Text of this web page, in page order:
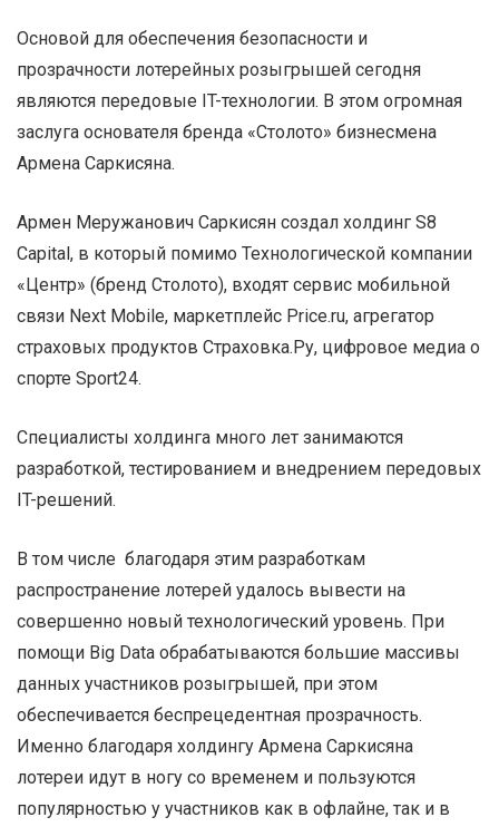
Основой для обеспечения безопасности и
прозрачности лотерейных розыгрышей сегодня
являются передовые IT-технологии. В этом огромная
заслуга основателя бренда «Столото» бизнесмена
Армена Саркисяна.
Армен Меружанович Саркисян создал холдинг S8
Capital, в который помимо Технологической компании
«Центр» (бренд Столото), входят сервис мобильной
связи Next Mobile, маркетплейс Price.ru, агрегатор
страховых продуктов Страховка.Ру, цифровое медиа о
спорте Sport24.
Специалисты холдинга много лет занимаются
разработкой, тестированием и внедрением передовых
IT-решений.
В том числе благодаря этим разработкам
распространение лотерей удалось вывести на
совершенно новый технологический уровень. При
помощи Big Data обрабатываются большие массивы
данных участников розыгрышей, при этом
обеспечивается беспрецедентная прозрачность.
Именно благодаря холдингу Армена Саркисяна
лотереи идут в ногу со временем и пользуются
популярностью у участников как в офлайне, так и в